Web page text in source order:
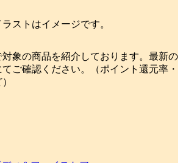
ストはイメージです。
象の商品を紹介しております。最新の
ご確認ください。（ポイント還元率・